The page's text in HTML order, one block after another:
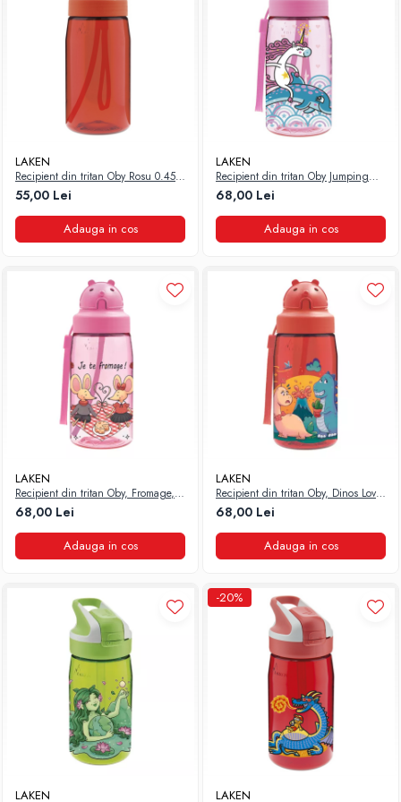
LAKEN
Recipient din tritan Oby Rosu 0.45l
Laken
55,00 Lei
Adauga in cos
LAKEN
Recipient din tritan Oby Jumping
0.45l Laken
68,00 Lei
Adauga in cos
LAKEN
Recipient din tritan Oby, Fromage,
450 ml, Laken
68,00 Lei
Adauga in cos
LAKEN
Recipient din tritan Oby, Dinos Love,
450 ml, Laken
68,00 Lei
Adauga in cos
LAKEN
-20%
LAKEN